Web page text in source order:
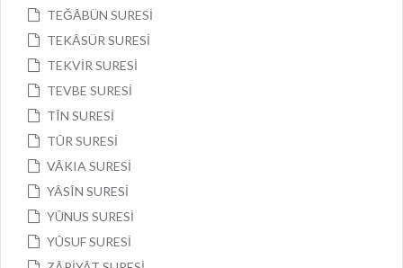
TEĞÂBÜN SURESİ
TEKÂSÜR SURESİ
TEKVİR SURESİ
TEVBE SURESİ
TÎN SURESİ
TÛR SURESİ
VÂKIA SURESİ
YÂSÎN SURESİ
YÛNUS SURESİ
YÛSUF SURESİ